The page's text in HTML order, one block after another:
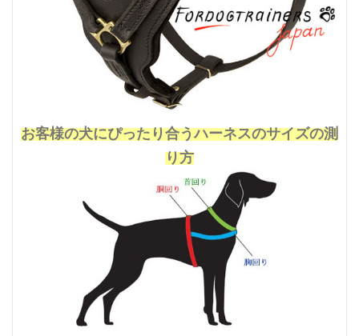
お客様の犬にぴったり合うハーネスのサイズの測
り方